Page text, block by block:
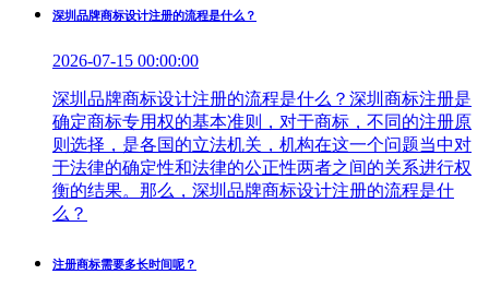
深圳品牌商标设计注册的流程是什么？
2026-07-15 00:00:00
深圳品牌商标设计注册的流程是什么？深圳商标注册是
确定商标专用权的基本准则，对于商标，不同的注册原
则选择，是各国的立法机关，机构在这一个问题当中对
于法律的确定性和法律的公正性两者之间的关系进行权
衡的结果。那么，深圳品牌商标设计注册的流程是什
么？
注册商标需要多长时间呢？